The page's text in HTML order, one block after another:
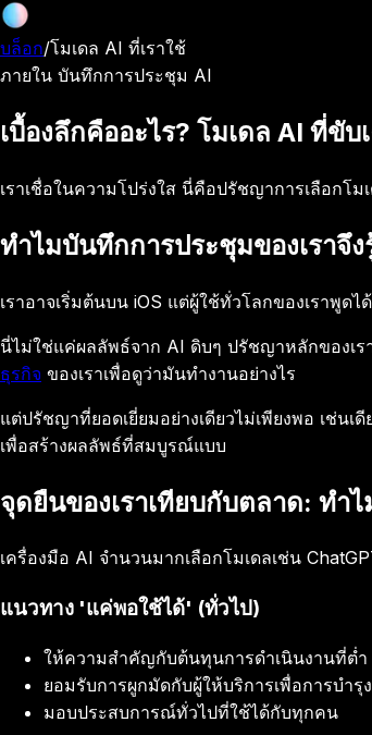
บล็อก/โมเดล AI ที่เราใช้
ภายใน บันทึกการประชุม AI
เบื้องลึกคืออะไร? โมเดล AI ที่ขั
เราเชื่อในความโปร่งใส นี่คือปรัชญาการเลือกโ
ทำไมบันทึกการประชุมของเราจึ
เราอาจเริ่มต้นบน iOS แต่ผู้ใช้ทั่วโลกของเราพู
นี่ไม่ใช่แค่ผลลัพธ์จาก AI ดิบๆ ปรัชญาหลักของเ
ธุรกิจ ของเราเพื่อดูว่ามันทำงานอย่างไร
แต่ปรัชญาที่ยอดเยี่ยมอย่างเดียวไม่เพียงพอ เช่
เพื่อสร้างผลลัพธ์ที่สมบูรณ์แบบ
จุดยืนของเราเทียบกับตลาด: ทำ
เครื่องมือ AI จำนวนมากเลือกโมเดลเช่น
แนวทาง 'แค่พอใช้ได้' (ทั่วไป)
ให้ความสำคัญกับต้นทุนการดำเนินงานที่ต่ำ
ยอมรับการผูกมัดกับผู้ให้บริการเพื่อการบำรุ
มอบประสบการณ์ทั่วไปที่ใช้ได้กับทุกคน